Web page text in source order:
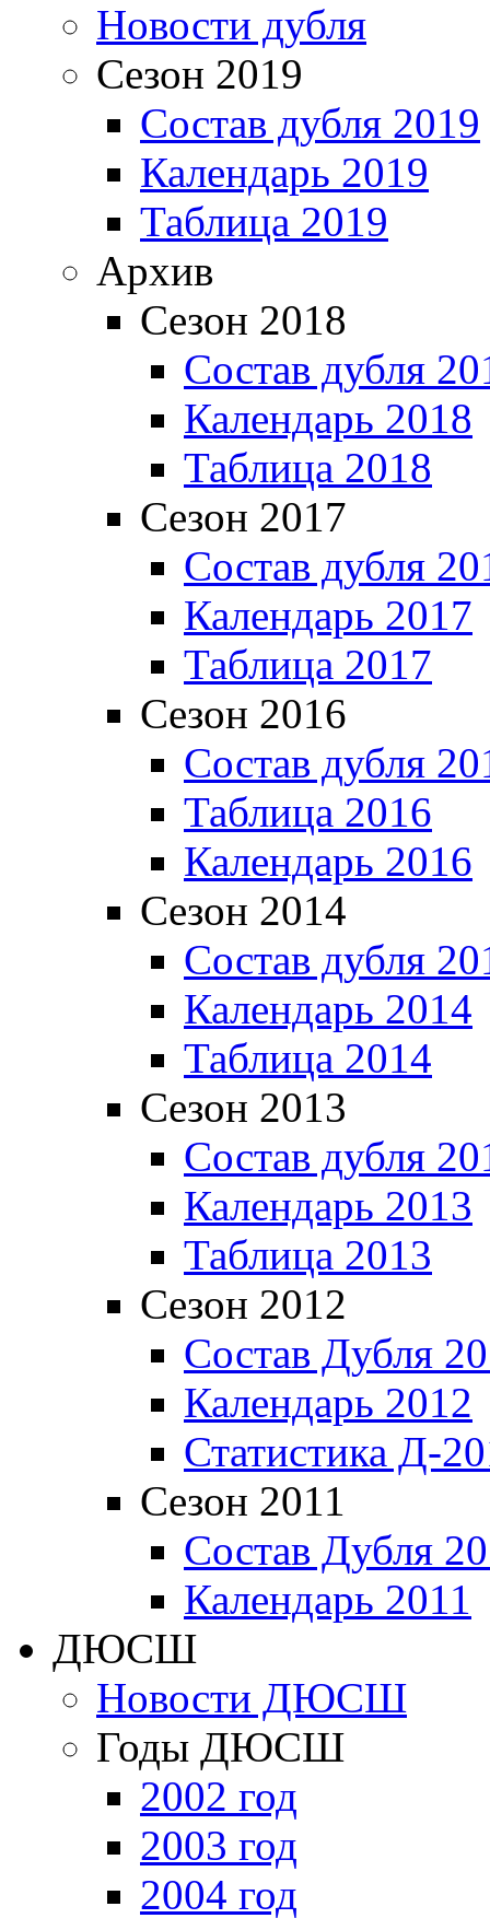
Новости дубля
Сезон 2019
Состав дубля 2019
Календарь 2019
Таблица 2019
Архив
Сезон 2018
Состав дубля
Календарь 2018
Таблица 2018
Сезон 2017
Состав дубля
Календарь 2017
Таблица 2017
Сезон 2016
Состав дубля
Таблица 2016
Календарь 2016
Сезон 2014
Состав дубля
Календарь 2014
Таблица 2014
Сезон 2013
Состав дубля
Календарь 2013
Таблица 2013
Сезон 2012
Состав Дубля
Календарь 2012
Статистика Д-
Сезон 2011
Состав Дубля
Календарь 2011
ДЮСШ
Новости ДЮСШ
Годы ДЮСШ
2002 год
2003 год
2004 год